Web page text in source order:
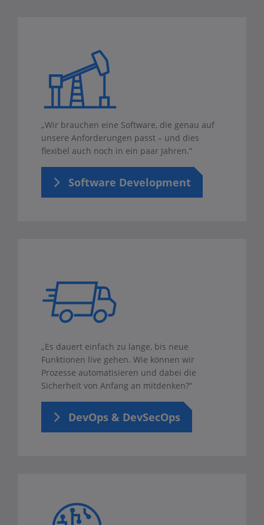
„Wir brauchen eine Software, die genau auf
unsere Anforderungen passt – und dies
flexibel auch noch in ein paar Jahren.“
Software Development
„Es dauert einfach zu lange, bis neue
Funktionen live gehen. Wie können wir
Prozesse automatisieren und dabei die
Sicherheit von Anfang an mitdenken?“
DevOps & DevSecOps